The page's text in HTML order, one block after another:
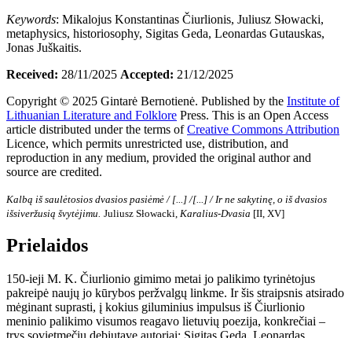
Keywords: Mikalojus Konstantinas Čiurlionis, Juliusz Słowacki,
metaphysics, historiosophy, Sigitas Geda, Leonardas Gutauskas,
Jonas Juškaitis.
Received: 28/11/2025 Accepted: 21/12/2025
Copyright © 2025 Gintarė Bernotienė. Published by the Institute of
Lithuanian Literature and Folklore Press. This is an Open Access
article distributed under the terms ofCreative Commons Attribution
Licence, which permits unrestricted use, distribution, and
reproduction in any medium, provided the original author and
source are credited.
Kalbą iš saulėtosios dvasios pasiėmė / [...] /[...] / Ir ne sakytinę, o iš dvasios
išsiveržusią švytėjimu. Juliusz Słowacki, Karalius-Dvasia [II, XV]
Prielaidos
150-ieji M. K. Čiurlionio gimimo metai jo palikimo tyrinėtojus
pakreipė naujų jo kūrybos peržvalgų linkme. Ir šis straipsnis atsirado
mėginant suprasti, į kokius giluminius impulsus iš Čiurlionio
meninio palikimo visumos reagavo lietuvių poezija, konkrečiai –